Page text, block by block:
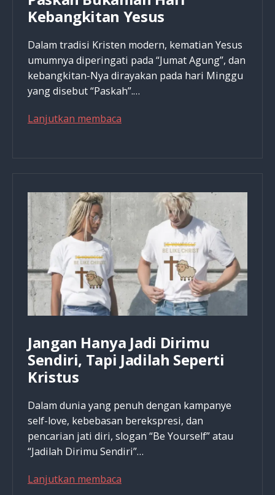
Kebangkitan Yesus
Dalam tradisi Kristen modern, kematian Yesus
umumnya diperingati pada “Jumat Agung”, dan
kebangkitan-Nya dirayakan pada hari Minggu
yang disebut “Paskah”.…
Lanjutkan membaca
Bukanlah
Hari
Kebangkitan
Yesus
Jangan Hanya Jadi Dirimu
Sendiri, Tapi Jadilah Seperti
Kristus
Dalam dunia yang penuh dengan kampanye
self-love, kebebasan berekspresi, dan
pencarian jati diri, slogan “Be Yourself” atau
“Jadilah Dirimu Sendiri”…
Lanjutkan membaca